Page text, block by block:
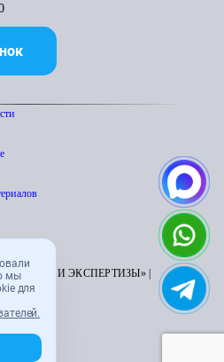
мы
для
И ЭКСПЕРТИЗЫ» |